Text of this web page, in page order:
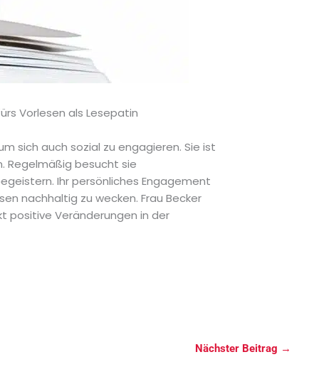
Vorlesen als Lesepatin
sich auch sozial zu engagieren. Sie ist
Regelmäßig besucht sie
Ihr persönliches Engagement
nachhaltig zu wecken. Frau Becker
positive Veränderungen in der
Nächster Beitrag →